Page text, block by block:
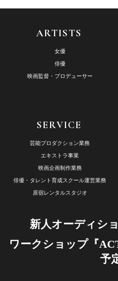
ARTISTS
女優
俳優
映画監督・プロデューサー
SERVICE
芸能プロダクション業務
エキストラ事業
映画企画制作業務
俳優・タレント育成スクール運営業務
原宿レンタルスタジオ
新人オーディシ
ワークショップ『
予